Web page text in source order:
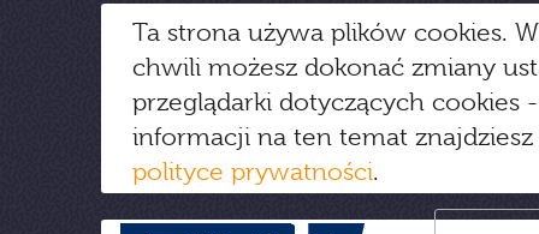
Ta strona używa plików cookies.
chwili możesz dokonać zmiany
przeglądarki dotyczących cookies
informacji na ten temat
polityce prywatności.